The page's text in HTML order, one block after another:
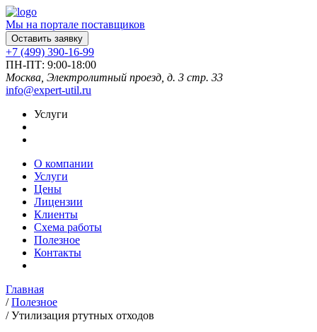
Мы на портале поставщиков
Оставить заявку
+7 (499) 390-16-99
ПН-ПТ: 9:00-18:00
Москва, Электролитный проезд, д. 3 стр. 33
info@expert-util.ru
Услуги
О компании
Услуги
Цены
Лицензии
Клиенты
Схема работы
Полезное
Контакты
Главная
/Полезное
/Утилизация ртутных отходов